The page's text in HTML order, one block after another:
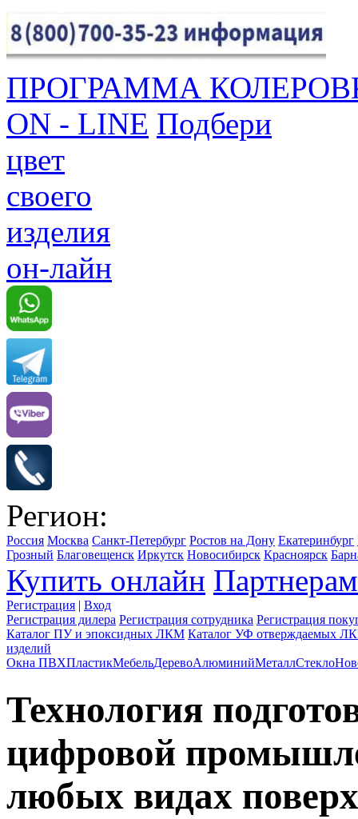
ПРОГРАММА
ON - LINE Подбери
цвет
своего
изделия
он-лайн
Регион:
Россия Москва Санкт-Петербург Ростов на Дону Екатеринбург
Грозный Благовещенск Иркутск Новосибирск Красноярск
Купить онлайн Партнерам
Регистрация | Вход
Регистрация дилера Регистрация сотрудника Регистрация
Каталог ПУ и эпоксидных ЛКМ Каталог УФ отверждаемых
изделий
Окна ПВХПластикМебельДеревоАлюминийМеталлСтекло
Технология
цифровой
любых видах